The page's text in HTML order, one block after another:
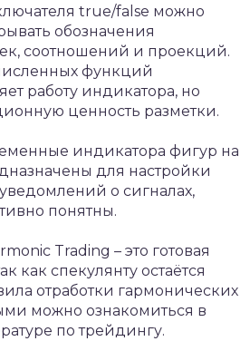
true/false можно
обозначения
соотношений и проекций.
функций
работу индикатора, но
ценность разметки.
индикатора фигур на
для настройки
о сигналах,
понятны.
Trading – это готовая
как спекулянту остаётся
отработки гармонических
можно ознакомиться в
по трейдингу.